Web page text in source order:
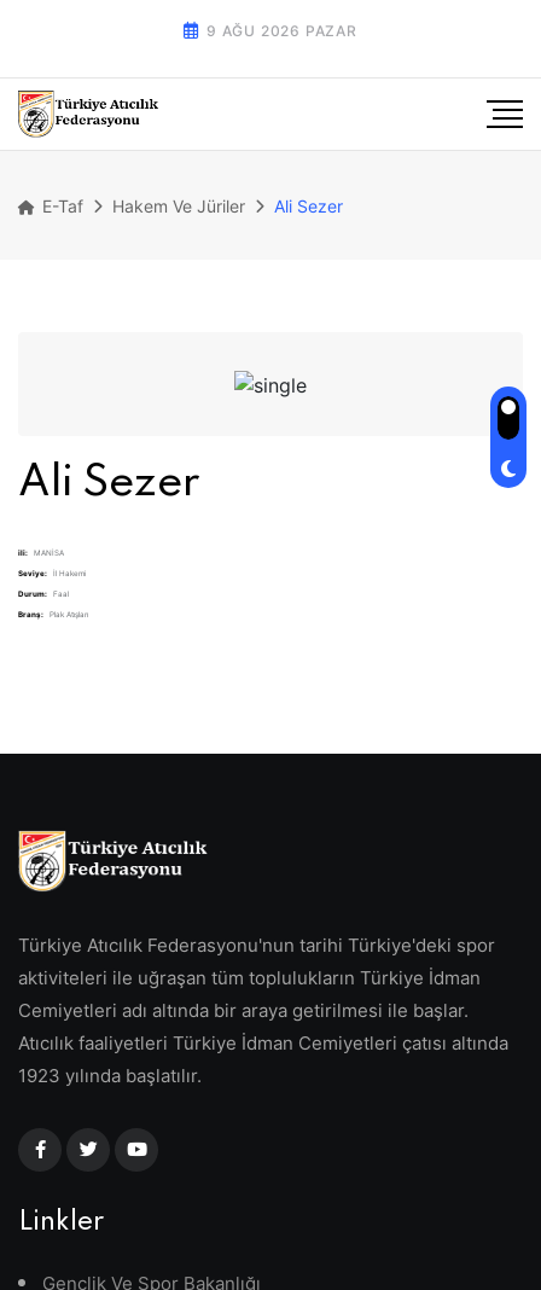
9 AĞU 2026 PAZAR
E-Taf Hakem Ve Jüriler Ali Sezer
Ali Sezer
ili: MANİSA
Seviye: İl Hakemi
Durum: Faal
Branş: Plak Atışları
Türkiye Atıcılık Federasyonu'nun tarihi Türkiye'deki spor
aktiviteleri ile uğraşan tüm toplulukların Türkiye İdman
Cemiyetleri adı altında bir araya getirilmesi ile başlar.
Atıcılık faaliyetleri Türkiye İdman Cemiyetleri çatısı altında
1923 yılında başlatılır.
Linkler
Gençlik Ve Spor Bakanlığı